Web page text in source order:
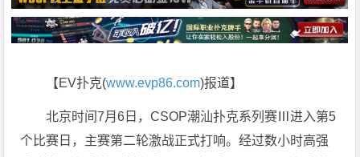
【EV扑克(www.evp86.com)报道】
北京时间7月6日，CSOP潮汕扑克系列赛Ⅲ进入第5
个比赛日，主赛第二轮激战正式打响。经过数小时高强